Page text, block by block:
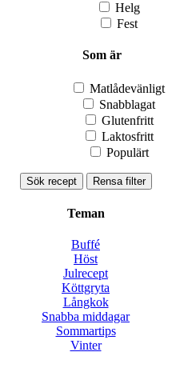
Helg
Fest
Som är
Matlådevänligt
Snabblagat
Glutenfritt
Laktosfritt
Populärt
Teman
Buffé
Höst
Julrecept
Köttgryta
Långkok
Snabba middagar
Sommartips
Vinter